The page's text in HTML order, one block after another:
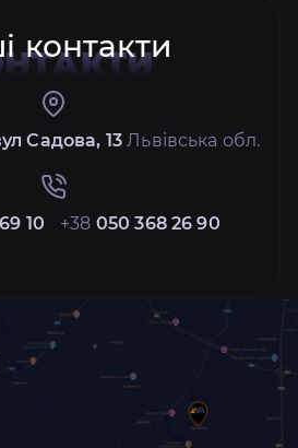
контакти
Садова, 13 Львівська обл.
10 +38 050 368 26 90